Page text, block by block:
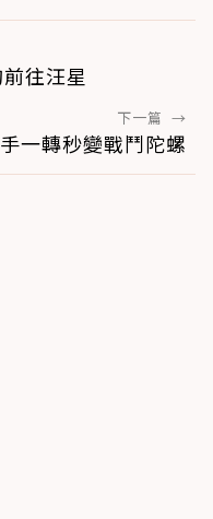
往汪星
下一篇 →
一轉秒變戰鬥陀螺